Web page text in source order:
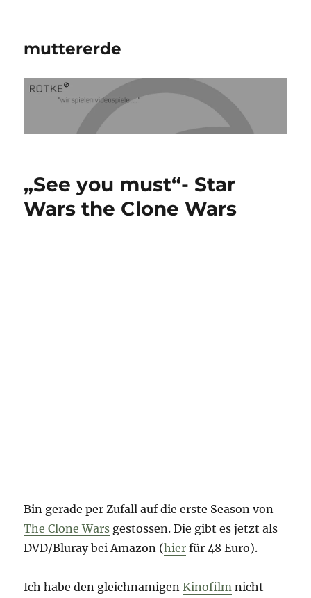
muttererde
„See you must“- Star
Wars the Clone Wars
Bin gerade per Zufall auf die erste Season von
The Clone Wars gestossen. Die gibt es jetzt als
DVD/Bluray bei Amazon (hier für 48 Euro).
Ich habe den gleichnamigenKinofilm nicht